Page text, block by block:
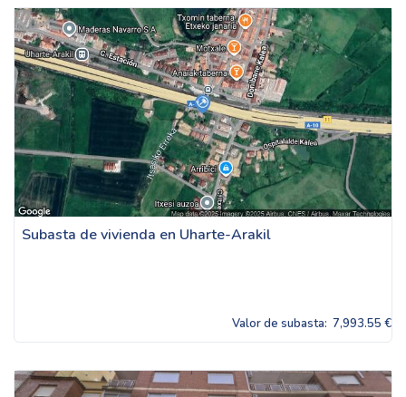
Subasta de vivienda en Uharte-Arakil
Valor de subasta: 7,993.55 €